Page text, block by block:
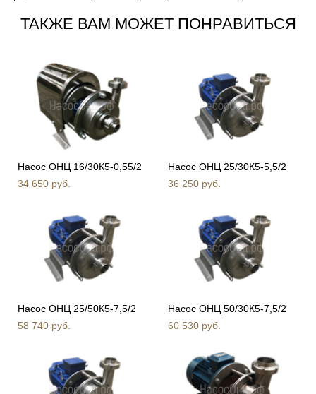
ТАКЖЕ ВАМ МОЖЕТ ПОНРАВИТЬСЯ
Насос ОНЦ 16/30К5-0,55/2
34 650 pуб.
Насос ОНЦ 25/30К5-5,5/2
36 250 pуб.
Насос ОНЦ 25/50К5-7,5/2
58 740 pуб.
Насос ОНЦ 50/30К5-7,5/2
60 530 pуб.